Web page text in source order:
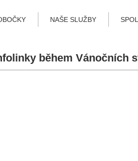
NAŠE SLUŽBY
během Vánočních